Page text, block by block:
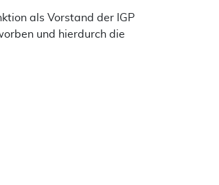
als Vorstand der IGP
und hierdurch die